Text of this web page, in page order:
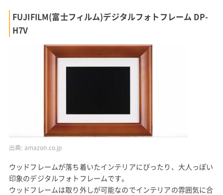
FUJIFILM(富士フィルム)デジタルフォトフレーム DP-
H7V
出典: amazon.co.jp
ウッドフレームが落ち着いたインテリアにぴったり、大人っぽい
印象のデジタルフォトフレームです。
ウッドフレームは取り外しが可能なのでインテリアの雰囲気に合